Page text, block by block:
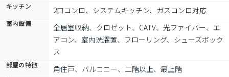
キッチン 2口コンロ、システムキッチン、ガスコンロ対応
室内設備
全居室収納、クロゼット、CATV、光ファイバー、エ
アコン、室内洗濯置、フローリング、シューズボック
ス
部屋の特徴 角住戸、バルコニー、二階以上、最上階